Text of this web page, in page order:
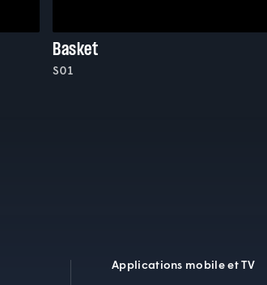
Basket
S01
Applications mobile et TV